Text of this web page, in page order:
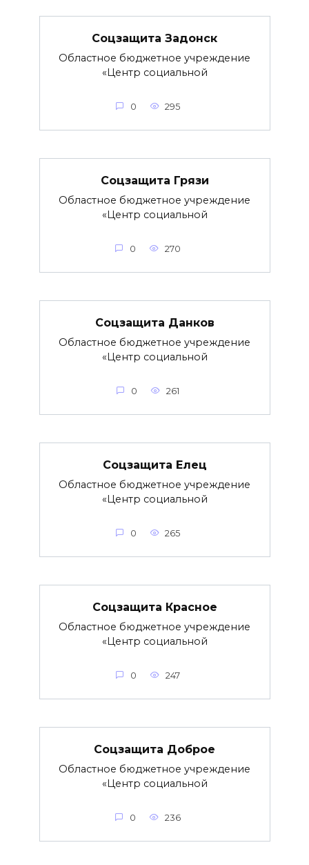
Соцзащита Задонск
Областное бюджетное учреждение
«Центр социальной
0 295
Соцзащита Грязи
Областное бюджетное учреждение
«Центр социальной
0 270
Соцзащита Данков
Областное бюджетное учреждение
«Центр социальной
0 261
Соцзащита Елец
Областное бюджетное учреждение
«Центр социальной
0 265
Соцзащита Красное
Областное бюджетное учреждение
«Центр социальной
0 247
Соцзащита Доброе
Областное бюджетное учреждение
«Центр социальной
0 236